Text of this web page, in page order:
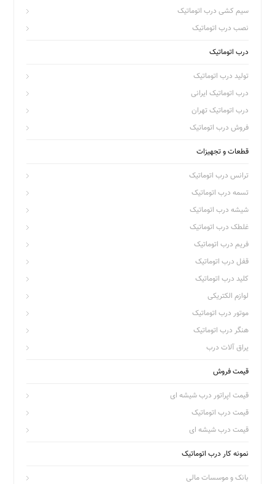
سیم کشی درب اتوماتیک
نصب درب اتوماتیک
درب اتوماتیک
تولید درب اتوماتیک
درب اتوماتیک ایرانی
درب اتوماتیک تهران
فروش درب اتوماتیک
قطعات و تجهیزات
ترانس درب اتوماتیک
تسمه درب اتوماتیک
شیشه درب اتوماتیک
غلطک درب اتوماتیک
فریم درب اتوماتیک
قفل درب اتوماتیک
کلید درب اتوماتیک
لوازم الکتریکی
موتور درب اتوماتیک
هنگر درب اتوماتیک
یراق آلات درب
قیمت فروش
قیمت اپراتور درب شیشه ای
قیمت درب اتوماتیک
قیمت درب شیشه ای
نمونه کار درب اتوماتیک
بانک و موسسات مالی